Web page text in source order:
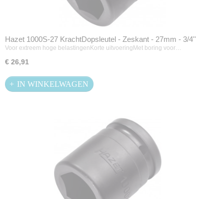
Hazet 1000S-27 KrachtDopsleutel - Zeskant - 27mm - 3/4''
Voor extreem hoge belastingenKorte uitvoeringMet boring voor…
€ 26,91
IN WINKELWAGEN